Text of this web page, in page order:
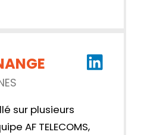
sur plusieurs
AF TELECOMS,